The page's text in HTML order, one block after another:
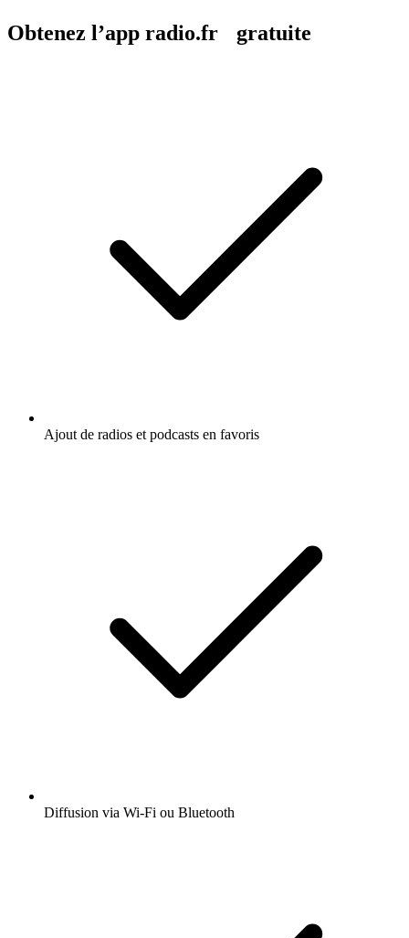
Obtenez l’app radio.fr gratuite
Ajout de radios et podcasts en favoris
Diffusion via Wi-Fi ou Bluetooth